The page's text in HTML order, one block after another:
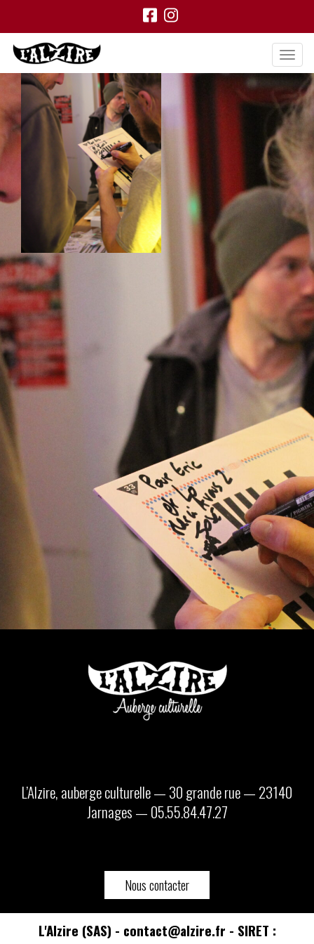
L’Alzire, auberge culturelle — 30 grande rue — 23140
Jarnages — 05.55.84.47.27
Nous contacter
L'Alzire (SAS) - contact@alzire.fr - SIRET :